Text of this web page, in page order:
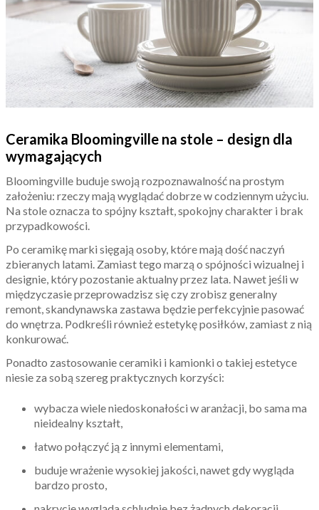
Ceramika Bloomingville na stole – design dla
wymagających
Bloomingville buduje swoją rozpoznawalność na prostym
założeniu: rzeczy mają wyglądać dobrze w codziennym użyciu.
Na stole oznacza to spójny kształt, spokojny charakter i brak
przypadkowości.
Po ceramikę marki sięgają osoby, które mają dość naczyń
zbieranych latami. Zamiast tego marzą o spójności wizualnej i
designie, który pozostanie aktualny przez lata. Nawet jeśli w
międzyczasie przeprowadzisz się czy zrobisz generalny
remont, skandynawska zastawa będzie perfekcyjnie pasować
do wnętrza. Podkreśli również estetykę posiłków, zamiast z nią
konkurować.
Ponadto zastosowanie ceramiki i kamionki o takiej estetyce
niesie za sobą szereg praktycznych korzyści:
wybacza wiele niedoskonałości w aranżacji, bo sama ma
nieidealny kształt,
łatwo połączyć ją z innymi elementami,
buduje wrażenie wysokiej jakości, nawet gdy wygląda
bardzo prosto,